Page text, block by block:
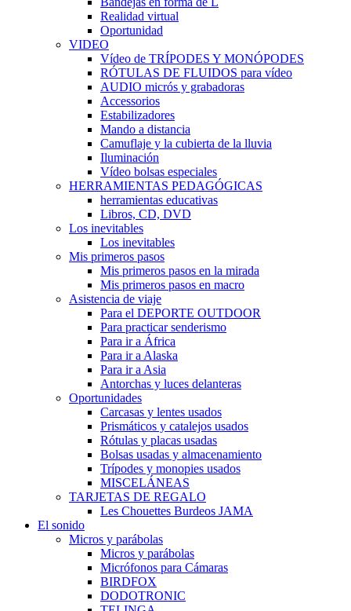
Realidad virtual
Oportunidad
VIDEO
Vídeo de TRÍPODES Y MONÓPODES
RÓTULAS DE FLUIDOS para vídeo
AUDIO micrós y grabadoras
Accessorios
Estabilizadores
Mando a distancia
Camuflaje y la cubierta de la lluvia
Iluminación
Vídeo bolsas especiales
HERRAMIENTAS PEDAGÓGICAS
herramientas educativas
Libros, CD, DVD
Los inevitables
Los inevitables
Mis primeros pasos
Mis primeros pasos en la mirada
Mis primeros pasos en macro
Asistencia de viaje
Para el DEPORTE OUTDOOR
Para practicar senderismo
Para ir a África
Para ir a Alaska
Para ir a Asia
Antorchas y luces delanteras
Oportunidades
Carcasas y lentes usados
Prismáticos y catalejos usados
Rótulas y placas usadas
Bolsas usadas y almacenamiento
Trípodes y monopies usados
MISCELÁNEAS
TARJETAS DE REGALO
Les Chouettes Burdeos JAMA
El sonido
Micros y parábolas
Micros y parábolas
Micrófonos para Cámaras
BIRDFOX
DODOTRONIC